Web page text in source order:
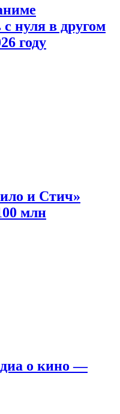
нуля в другом
году
и Стич»
млн
о кино —